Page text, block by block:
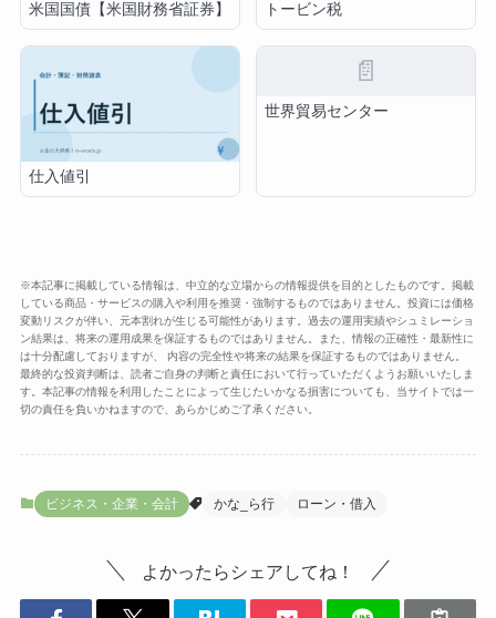
米国国債【米国財務省証券】 トービン税
仕入値引
📄
世界貿易センター
※本記事に掲載している情報は、中立的な立場からの情報提供を目的としたものです。掲載
している商品・サービスの購入や利用を推奨・強制するものではありません。投資には価格
変動リスクが伴い、元本割れが生じる可能性があります。過去の運用実績やシュミレーショ
ン結果は、将来の運用成果を保証するものではありません。また、情報の正確性・最新性に
は十分配慮しておりますが、 内容の完全性や将来の結果を保証するものではありません。
最終的な投資判断は、読者ご自身の判断と責任において行っていただくようお願いいたしま
す。本記事の情報を利用したことによって生じたいかなる損害についても、当サイトでは一
切の責任を負いかねますので、あらかじめご了承ください。
ビジネス・企業・会計 かな_ら行 ローン・借入
よかったらシェアしてね！